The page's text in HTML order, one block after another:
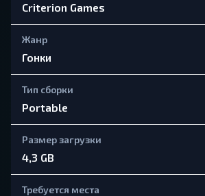
Criterion Games
Жанр
Гонки
Тип сборки
Portable
Размер загрузки
4,3 GB
Требуется места